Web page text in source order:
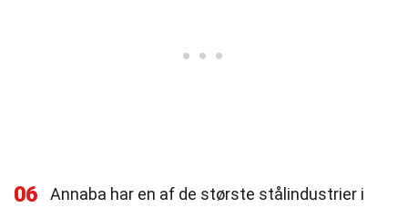
06
Annaba har en af de største stålindustrier i